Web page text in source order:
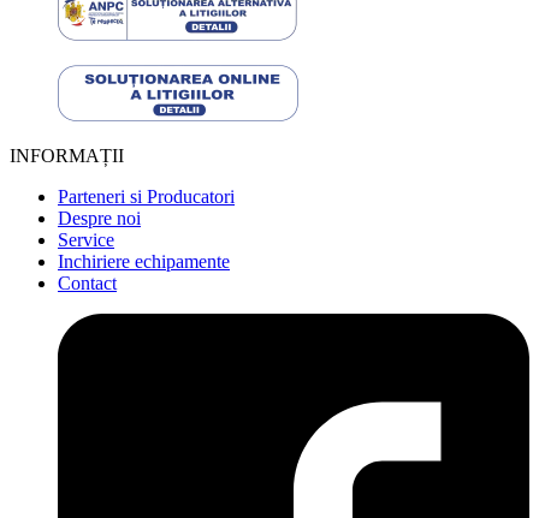
INFORMAȚII
Parteneri si Producatori
Despre noi
Service
Inchiriere echipamente
Contact